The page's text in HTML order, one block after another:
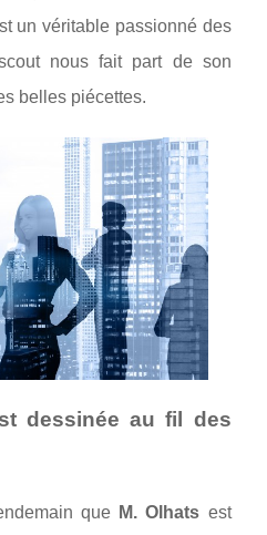
un véritable passionné des
nous fait part de son
belles piécettes.
dessinée au fil des
que M. Olhats est